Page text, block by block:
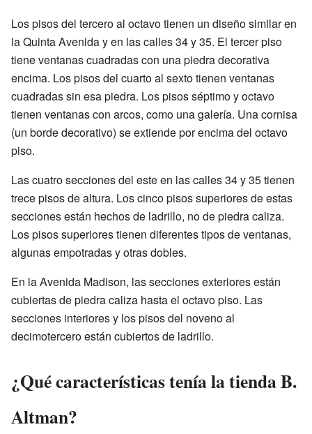
Los pisos del tercero al octavo tienen un diseño similar en
la Quinta Avenida y en las calles 34 y 35. El tercer piso
tiene ventanas cuadradas con una piedra decorativa
encima. Los pisos del cuarto al sexto tienen ventanas
cuadradas sin esa piedra. Los pisos séptimo y octavo
tienen ventanas con arcos, como una galería. Una cornisa
(un borde decorativo) se extiende por encima del octavo
piso.
Las cuatro secciones del este en las calles 34 y 35 tienen
trece pisos de altura. Los cinco pisos superiores de estas
secciones están hechos de ladrillo, no de piedra caliza.
Los pisos superiores tienen diferentes tipos de ventanas,
algunas empotradas y otras dobles.
En la Avenida Madison, las secciones exteriores están
cubiertas de piedra caliza hasta el octavo piso. Las
secciones interiores y los pisos del noveno al
decimotercero están cubiertos de ladrillo.
¿Qué características tenía la tienda B.
Altman?